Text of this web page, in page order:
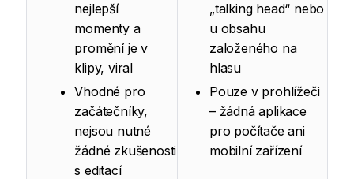
nejlepší
momenty a
promění je v
klipy, viral
Vhodné pro
začátečníky,
nejsou nutné
žádné zkušenosti
s editací
„talking head“ nebo
u obsahu
založeného na
hlasu
Pouze v prohlížeči
– žádná aplikace
pro počítače ani
mobilní zařízení